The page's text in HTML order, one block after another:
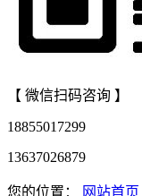
【 微信扫码咨询 】
18855017299
13637026879
您的位置： 网站首页